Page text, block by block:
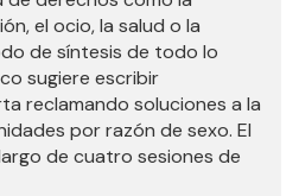
el ocio, la salud o la
de síntesis de todo lo
sugiere escribir
reclamando soluciones a la
por razón de sexo. El
de cuatro sesiones de